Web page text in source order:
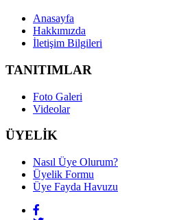
Anasayfa
Hakkımızda
İletişim Bilgileri
TANITIMLAR
Foto Galeri
Videolar
ÜYELİK
Nasıl Üye Olurum?
Üyelik Formu
Üye Fayda Havuzu